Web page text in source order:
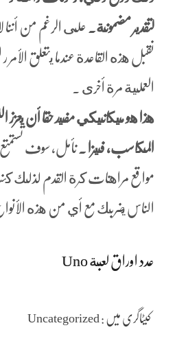
لتقدير مضمونة.
نقبل هذه القاعدة عندما يتعلق
العملية مرة أخرى .
هذا هو ميكانيكي مفيد حقا أن
المكاسب، فيزا .نأمل, سوف تستمتع
مواقع مراهنات كرة القدم لذلك
الناس يضربك مع أي من هذه
عدد اوراق لعبة Uno
کیٹاگری میں : Uncategorized